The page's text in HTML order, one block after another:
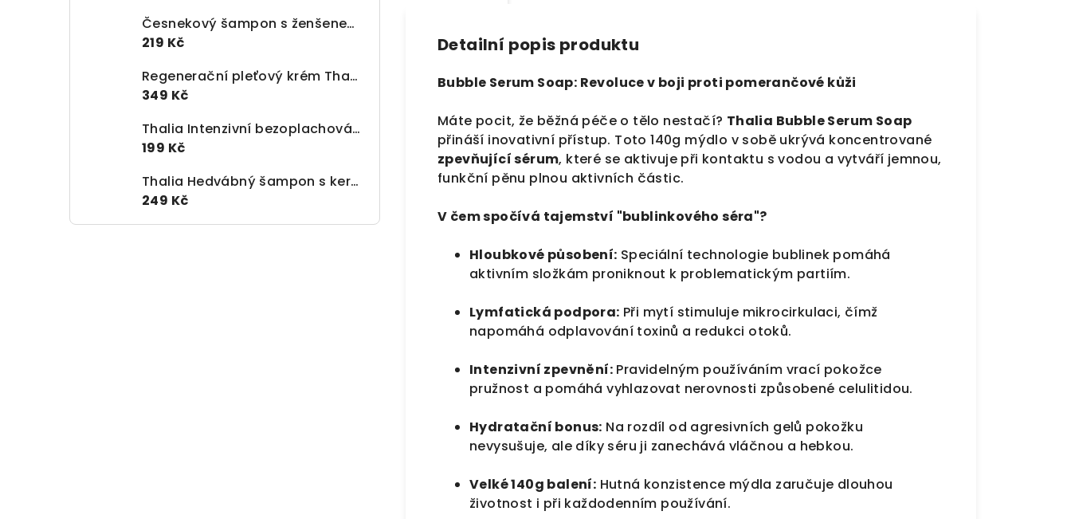
Česnekový šampon s ženšenem proti vypadávání vlasů (300 ml)
219 Kč
Regenerační pleťový krém Thalia s granátovým jablkem (250 ml)
349 Kč
Thalia Intenzivní bezoplachová maska na vlasy | Regenerace & Ochrana (150 ml)
199 Kč
Thalia Hedvábný šampon s keratinem – Pro hloubkovou obnovu (300 ml)
249 Kč
Detailní popis produktu
Bubble Serum Soap: Revoluce v boji proti pomerančové kůži
Máte pocit, že běžná péče o tělo nestačí? Thalia Bubble Serum Soap
přináší inovativní přístup. Toto 140g mýdlo v sobě ukrývá koncentrované
zpevňující sérum, které se aktivuje při kontaktu s vodou a vytváří jemnou,
funkční pěnu plnou aktivních částic.
V čem spočívá tajemství "bublinkového séra"?
Hloubkové působení: Speciální technologie bublinek pomáhá
aktivním složkám proniknout k problematickým partiím.
Lymfatická podpora: Při mytí stimuluje mikrocirkulaci, čímž
napomáhá odplavování toxinů a redukci otoků.
Intenzivní zpevnění: Pravidelným používáním vrací pokožce
pružnost a pomáhá vyhlazovat nerovnosti způsobené celulitidou.
Hydratační bonus: Na rozdíl od agresivních gelů pokožku
nevysušuje, ale díky séru ji zanechává vláčnou a hebkou.
Velké 140g balení: Hutná konzistence mýdla zaručuje dlouhou
životnost i při každodenním používání.